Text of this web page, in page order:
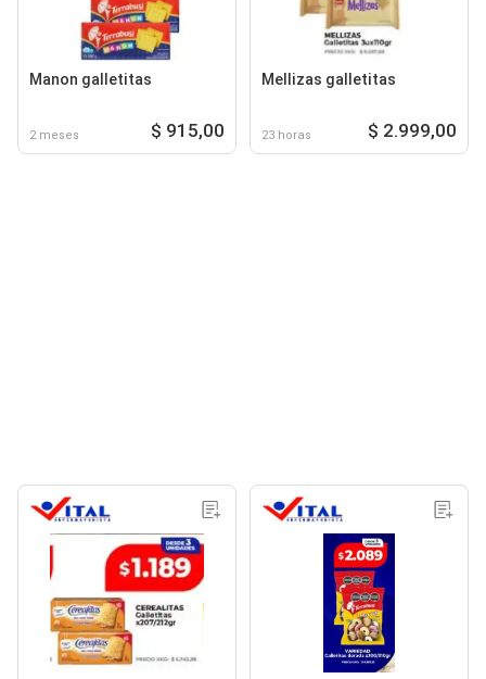
Manon galletitas
2 meses $ 915,00
Mellizas galletitas
23 horas $ 2.999,00